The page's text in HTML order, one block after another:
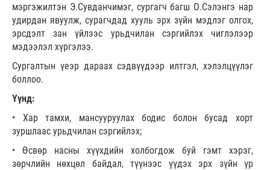
мэргэжилтэн Э.Сувданчимэг, сургагч багш О.Сэлэнгэ нар
удирдан явуулж, сурагчдад хууль эрх зүйн мэдлэг олгох,
эрсдэлт зан үйлээс урьдчилан сэргийлэх чиглэлээр
мэдээлэл хүргэлээ.
Сургалтын үеэр дараах сэдвүүдээр илтгэл, хэлэлцүүлэг
боллоо.
Үүнд:
• Хар тамхи, мансууруулах бодис болон бусад хорт
зуршлаас урьдчилан сэргийлэх;
• Өсвөр насны хүүхдийн холбогдож буй гэмт хэрэг,
зөрчлийн нөхцөл байдал, түүнээс үүдэх эрх зүйн үр